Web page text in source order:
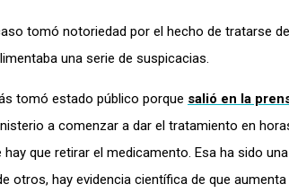
tomó notoriedad por el hecho de tratarse
una serie de suspicacias.
tomó estado público porque salió en la
a comenzar a dar el tratamiento en
hay que retirar el medicamento. Esa ha sido
otros, hay evidencia científica de que